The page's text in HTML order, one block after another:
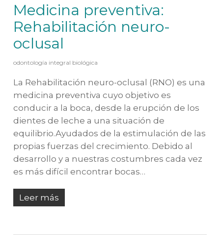
Medicina preventiva:
Rehabilitación neuro-
oclusal
odontología integral biológica
La Rehabilitación neuro-oclusal (RNO) es una
medicina preventiva cuyo objetivo es
conducir a la boca, desde la erupción de los
dientes de leche a una situación de
equilibrio.Ayudados de la estimulación de las
propias fuerzas del crecimiento. Debido al
desarrollo y a nuestras costumbres cada vez
es más difícil encontrar bocas…
Leer más